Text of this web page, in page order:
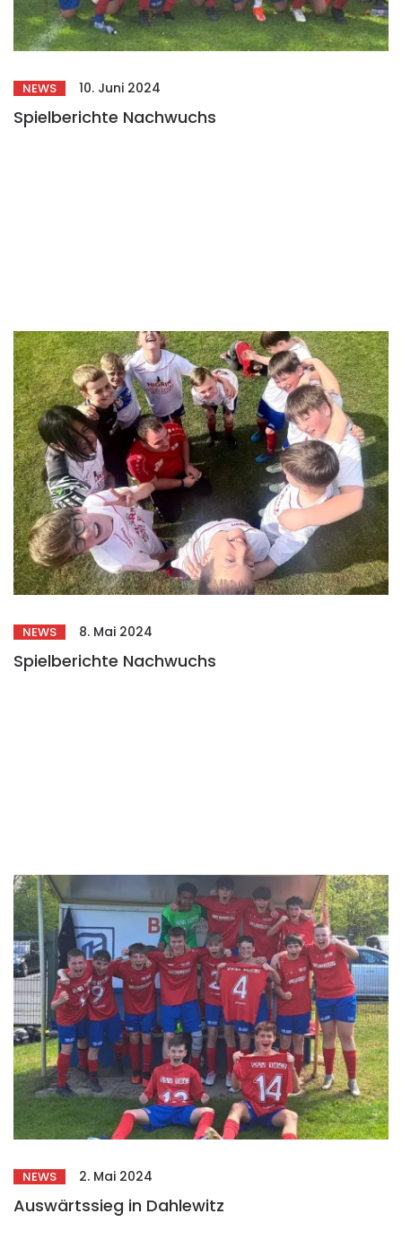
NEWS 10. Juni 2024
Spielberichte Nachwuchs
NEWS 8. Mai 2024
Spielberichte Nachwuchs
NEWS 2. Mai 2024
Auswärtssieg in Dahlewitz